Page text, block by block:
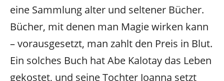
eine Sammlung alter und seltener Bücher.
Bücher, mit denen man Magie wirken kann
– vorausgesetzt, man zahlt den Preis in Blut.
Ein solches Buch hat Abe Kalotay das Leben
gekostet, und seine Tochter Joanna setzt